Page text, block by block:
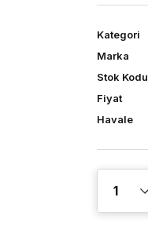
Kategori
Marka
Stok Kodu
Fiyat
Havale